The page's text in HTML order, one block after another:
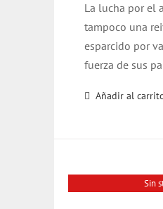
La lucha por el
tampoco una
esparcido por
fuerza de sus
Añadir al
Sin